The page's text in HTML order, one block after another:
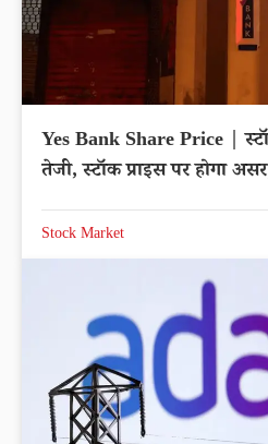
Yes Bank Share Price |
तेजी, स्टॉक प्राइस पर होगा
Stock Market